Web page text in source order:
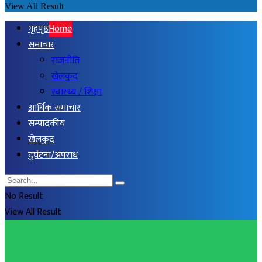
View All Result
गृहपृष्ठHome
समाचार
राजनीति
खेलकुद
स्वास्थ्य / शिक्षा
आर्थिक समाचार
सम्पादकीय
खेलकुद
दुर्घटना/अपराध
No Result
View All Result